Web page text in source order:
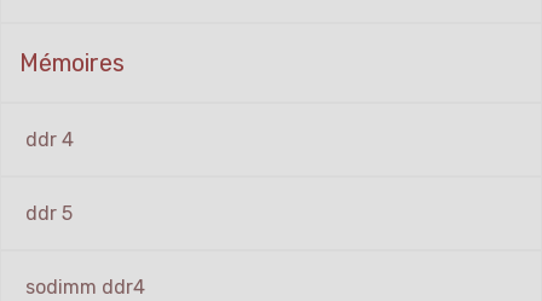
Mémoires
ddr 4
ddr 5
sodimm ddr4